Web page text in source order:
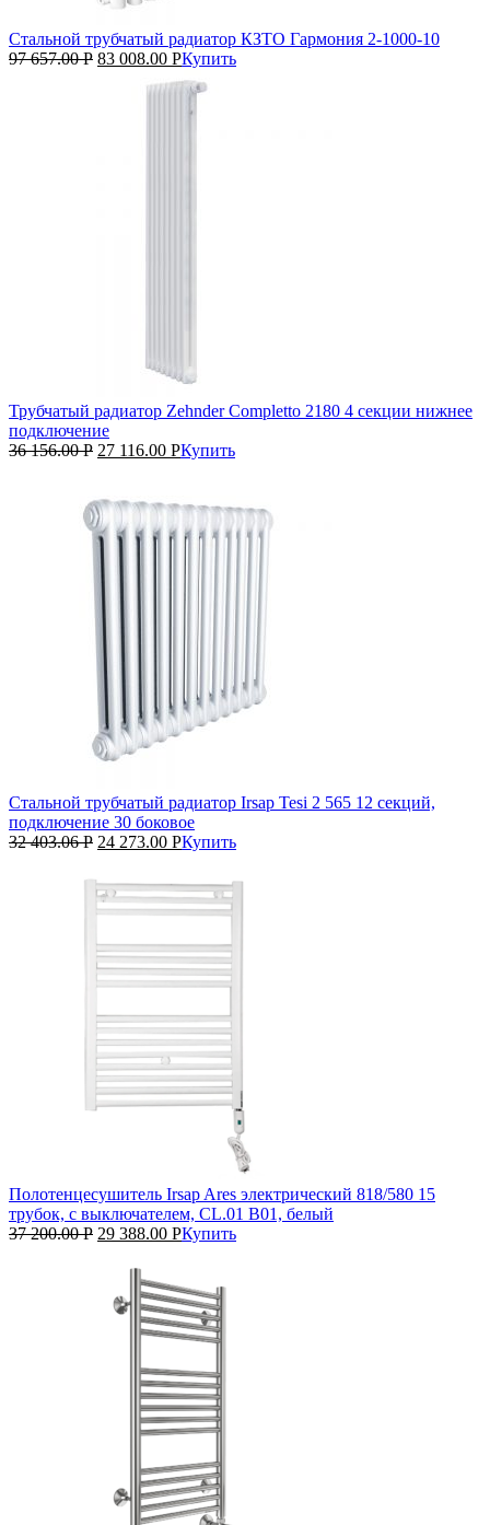
Стальной трубчатый радиатор КЗТО Гармония 2‑1000‑10
97 657.00Р 83 008.00 РКупить
Трубчатый радиатор Zehnder Completto 2180 4 секции нижнее
подключение
36 156.00Р 27 116.00 РКупить
Стальной трубчатый радиатор Irsap Tesi 2 565 12 секций,
подключение 30 боковое
32 403.06Р 24 273.00 РКупить
Полотенцесушитель Irsap Ares электрический 818/580 15
трубок, с выключателем, CL.01 B01, белый
37 200.00Р 29 388.00 РКупить